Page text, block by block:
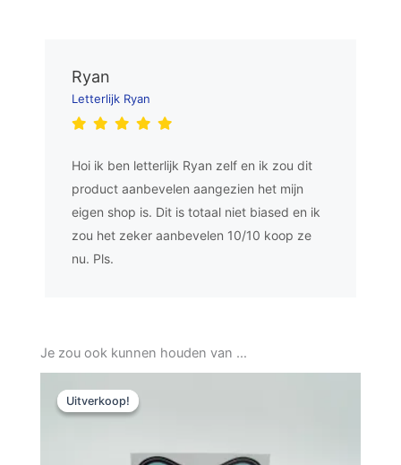
Ryan
Letterlijk Ryan
Hoi ik ben letterlijk Ryan zelf en ik zou dit
product aanbevelen aangezien het mijn
eigen shop is. Dit is totaal niet biased en ik
zou het zeker aanbevelen 10/10 koop ze
nu. Pls.
Je zou ook kunnen houden van …
Uitverkoop!
Uitverkoop!
prijs
was:
prijs
is: